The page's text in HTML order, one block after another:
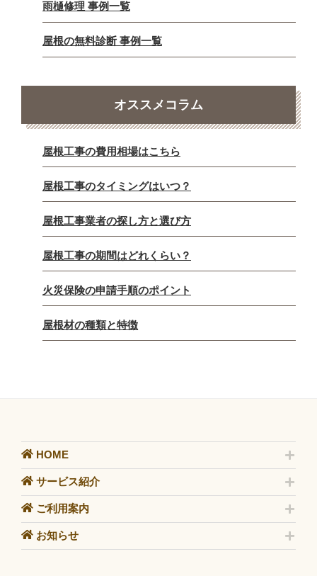
雨樋修理 事例一覧
屋根の無料診断 事例一覧
オススメコラム
屋根工事の費用相場はこちら
屋根工事のタイミングはいつ？
屋根工事業者の探し方と選び方
屋根工事の期間はどれくらい？
火災保険の申請手順のポイント
屋根材の種類と特徴
HOME
サービス紹介
ご利用案内
お知らせ